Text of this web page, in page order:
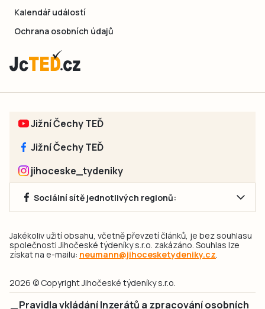
Kalendář událostí
Ochrana osobních údajů
Jižní Čechy TEĎ
Jižní Čechy TEĎ
jihoceske_tydeniky
Sociální sítě jednotlivých regionů:
Jakékoliv užití obsahu, včetně převzetí článků, je bez souhlasu
společnosti Jihočeské týdeníky s.r.o. zakázáno. Souhlas lze
získat na e-mailu: neumann@jihocesketydeniky.cz.
2026 © Copyright Jihočeské týdeníky s.r.o.
Pravidla vkládání Inzerátů a zpracování osobních